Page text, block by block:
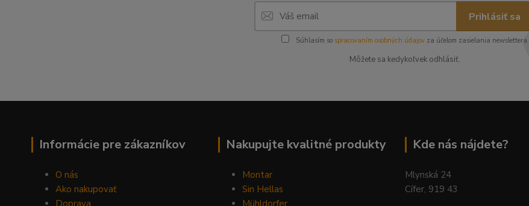
Prihlásiť sa
Súhlasím so spracovaním osobných údajovza účelom zasielania newslettera.
Môžete sa kedykoľvek odhlásiť.
Informácie pre zákazníkov
O nás
Ako nakupovať
Doprava
Nakupujte kvalitné produkty
Montar
Sin Hellas
Mühldorfer
Kde nás nájdete?
Mlynská 24
Cífer, 919 43